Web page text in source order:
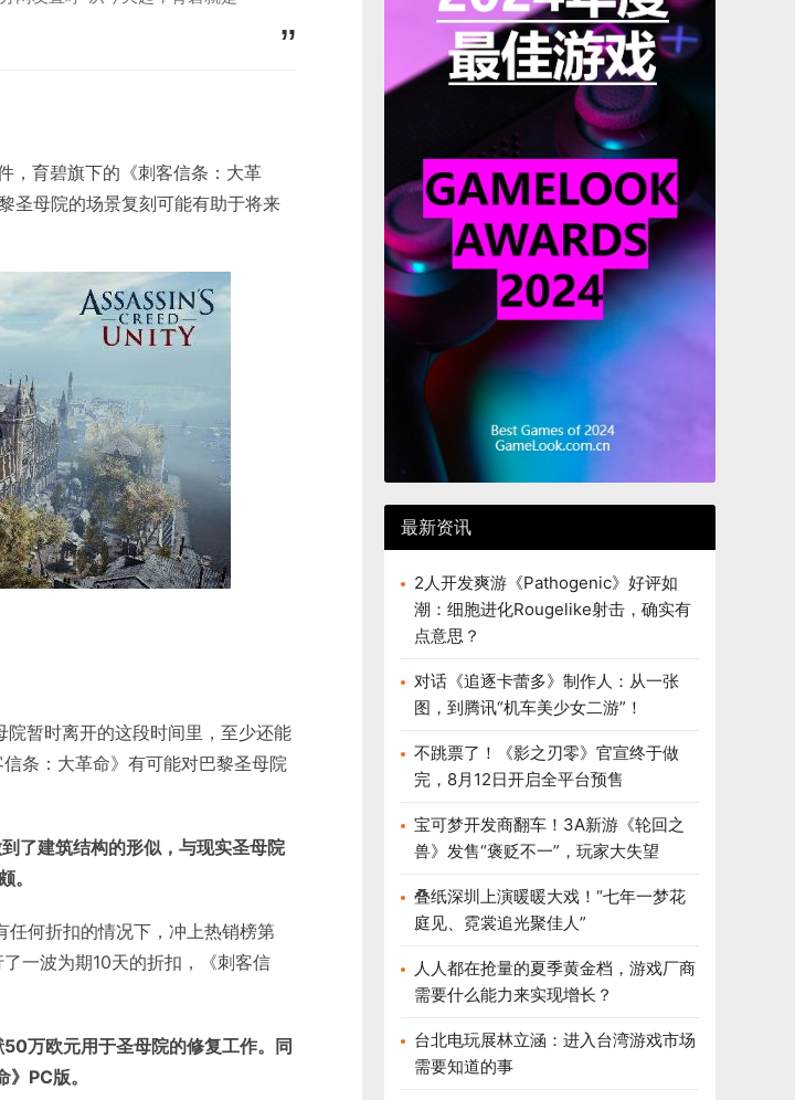
，育碧旗下的《刺客信条：大革
圣母院的场景复刻可能有助于将来
暂时离开的这段时间里，至少还能
条：大革命》有可能对巴黎圣母院
了建筑结构的形似，与现实圣母院
。
何折扣的情况下，冲上热销榜第
一波为期10天的折扣，《刺客信
万欧元用于圣母院的修复工作。同
PC版。
最新资讯
2人开发爽游《Pathogenic》好评如
潮：细胞进化Rougelike射击，确实有
点意思？
对话《追逐卡蕾多》制作人：从一张
图，到腾讯“机车美少女二游”！
不跳票了！《影之刃零》官宣终于做
完，8月12日开启全平台预售
宝可梦开发商翻车！3A新游《轮回之
兽》发售“褒贬不一”，玩家大失望
叠纸深圳上演暖暖大戏！“七年一梦花
庭见、霓裳追光聚佳人”
人人都在抢量的夏季黄金档，游戏厂商
需要什么能力来实现增长？
台北电玩展林立涵：进入台湾游戏市场
需要知道的事